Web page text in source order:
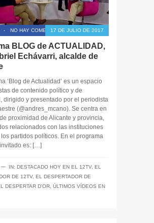
- NO HAY COMENTARIOS17 DE JULIO DE 2017
BLOG de ACTUALIDAD,
Echávarri, alcalde de
‘Blog de Actualidad’ es un espacio
de contenido político y de
dirigido y presentado por el periodista
(@andres_mcano). Se centra en
proximidad de Alicante y provincia,
relacionados con las instituciones
partidos políticos. En el programa
es: […]
─ IN: DESTACADO HOY EN EL 12TV, EL
DE 12TV, EL DESPERTADOR DE
DESPERTAR D'OR ÚLTIMOS VÍDEOS EN